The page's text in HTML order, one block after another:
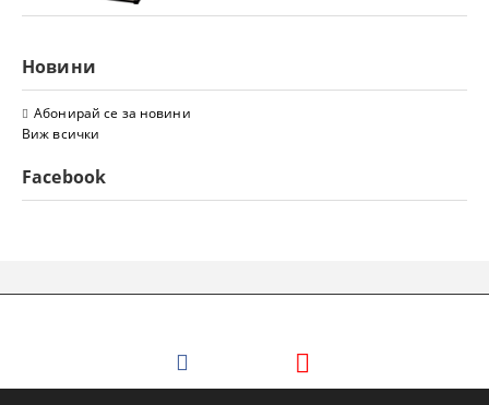
Новини
Абонирай се за новини
Виж всички
Facebook